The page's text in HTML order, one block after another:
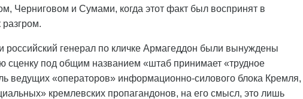
Черниговом и Сумами, когда этот факт был воспринят в
российский генерал по кличке Армагеддон были вынуждены
сценку под общим названием «штаб принимает «трудное
ведущих «операторов» информационно-силового блока Кремля,
кремлевских пропагандонов, на его смысл, это лишь